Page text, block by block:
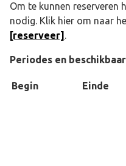
Om te kunnen reserveren
nodig. Klik hier om naar
[reserveer] .
Periodes en
Begin Einde